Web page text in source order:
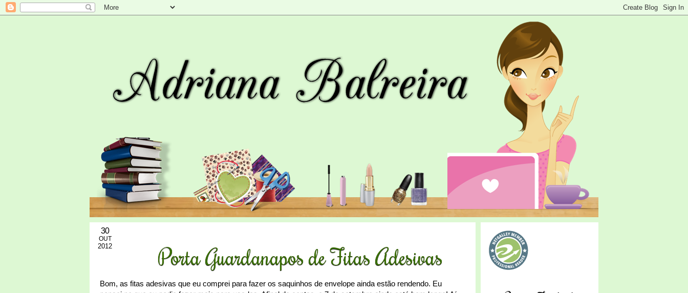
30
OUT
2012 Porta Guardanapos de Fitas Adesivas
Bom, as fitas adesivas que eu comprei para fazer os saquinhos de envelope ainda estão rendendo. Eu